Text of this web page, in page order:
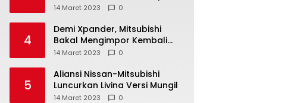
Mengonsumsinya
14 Maret 2023 0
4
Demi Xpander, Mitsubishi
Bakal Mengimpor Kembali
Pajero Sport
14 Maret 2023 0
5
Aliansi Nissan-Mitsubishi
Luncurkan Livina Versi Mungil
14 Maret 2023 0